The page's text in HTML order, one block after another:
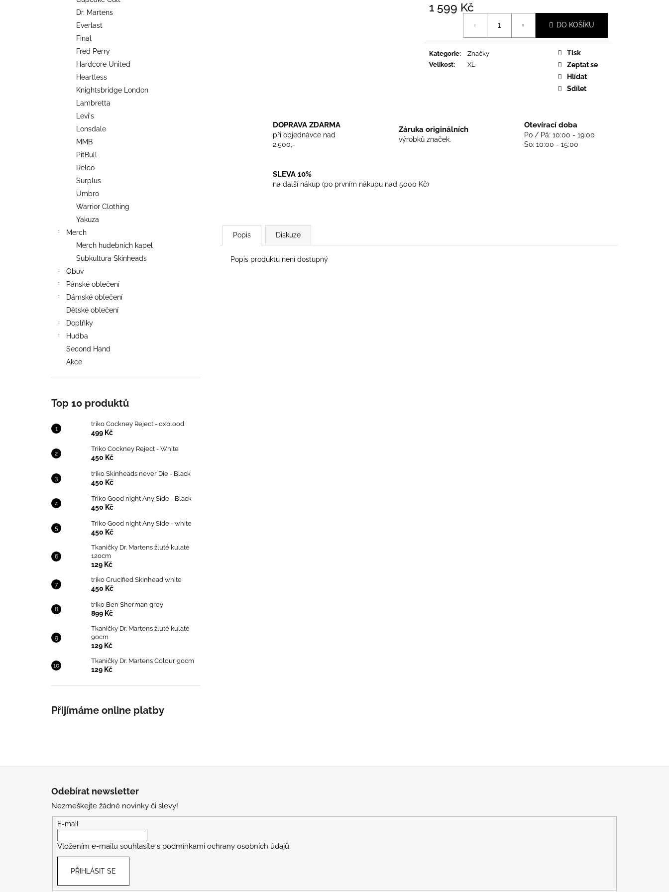
Dr. Martens
Everlast
Final
Fred Perry
Hardcore United
Heartless
Knightsbridge London
Lambretta
Levi's
Lonsdale
MMB
PitBull
Relco
Surplus
Umbro
Warrior Clothing
Yakuza
Merch
Merch hudebních kapel
Subkultura Skinheads
Obuv
Pánské oblečení
Dámské oblečení
Dětské oblečení
Doplňky
Hudba
Second Hand
Akce
Top 10 produktů
triko Cockney Reject - oxblood
499 Kč
Triko Cockney Reject - White
450 Kč
triko Skinheads never Die - Black
450 Kč
Triko Good night Any Side - Black
450 Kč
Triko Good night Any Side - white
450 Kč
Tkaničky Dr. Martens žluté kulaté
120cm
129 Kč
triko Crucified Skinhead white
450 Kč
triko Ben Sherman grey
899 Kč
Tkaničky Dr. Martens žluté kulaté
90cm
129 Kč
Tkaničky Dr. Martens Colour 90cm
129 Kč
Přijímáme online platby
1 599 Kč
DO KOŠÍKU
Kategorie:
Značky
Velikost: XL
Tisk
Zeptat se
Hlídat
Sdílet
DOPRAVA ZDARMA
při objednávce nad
2.500,-
Záruka originálních
výrobků značek.
Otevírací doba
Po / Pá: 10:00 - 19:00
So: 10:00 - 15:00
SLEVA 10%
na další nákup (po prvním nákupu nad 5000 Kč)
Popis Diskuze
Popis produktu není dostupný
TRIKO COCKNEY REJECT - OXBLOOD
499 Kč
TRIKO SKINHEADS NEVER DIE - BLACK
Odebírat newsletter
Nezmeškejte žádné novinky či slevy!
E-mail
Vložením e-mailu souhlasíte s podmínkami ochrany osobních údajů
PŘIHLÁSIT SE